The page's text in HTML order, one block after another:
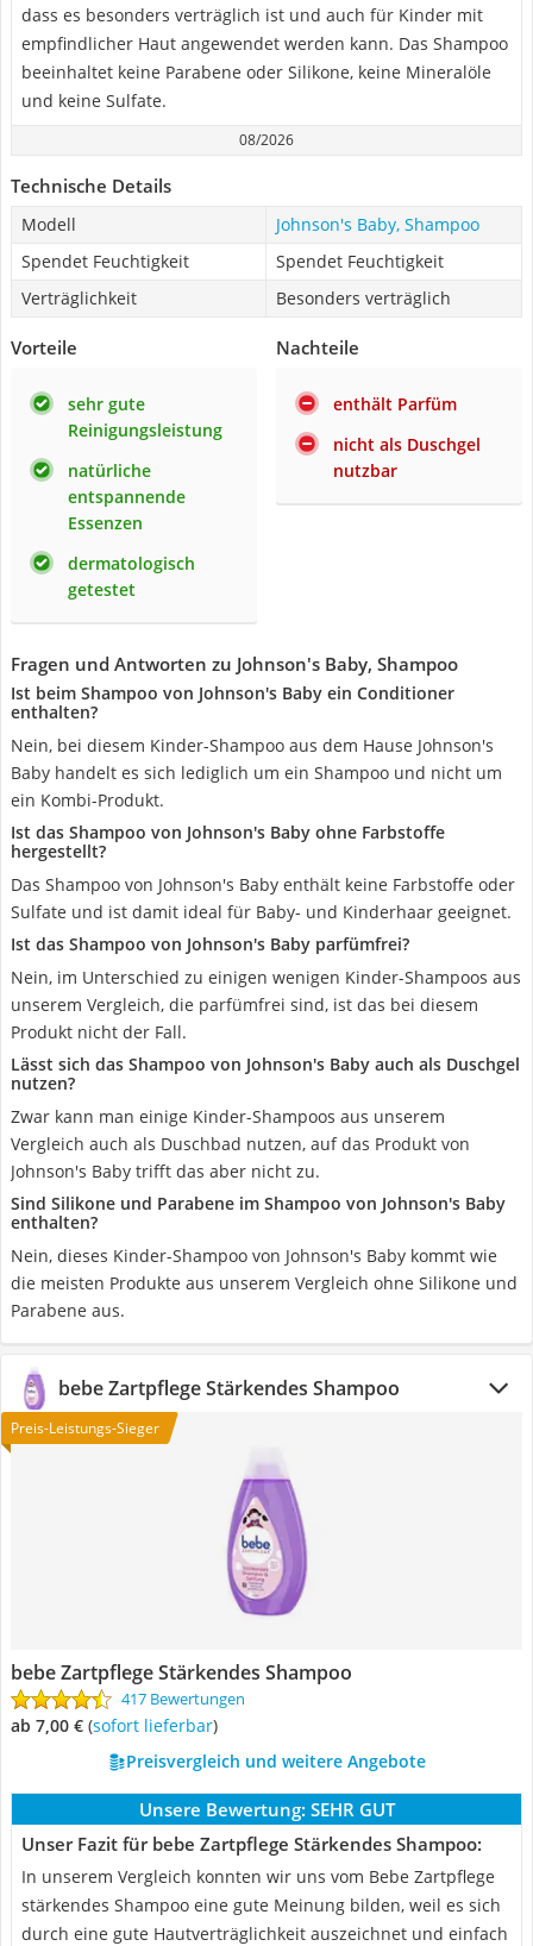
dass es besonders verträglich ist und auch für Kinder mit
empfindlicher Haut angewendet werden kann. Das Shampoo
beeinhaltet keine Parabene oder Silikone, keine Mineralöle
und keine Sulfate.
08/2026
Technische Details
Modell
Johnson's Baby, Shampoo
Spendet Feuchtigkeit
Spendet Feuchtigkeit
Verträglichkeit
Besonders verträglich
Vorteile
sehr gute
Reinigungsleistung
natürliche
entspannende
Essenzen
dermatologisch
getestet
Nachteile
enthält Parfüm
nicht als Duschgel
nutzbar
Fragen und Antworten zu Johnson's Baby, Shampoo
Ist beim Shampoo von Johnson's Baby ein Conditioner
enthalten?
Nein, bei diesem Kinder-Shampoo aus dem Hause Johnson's
Baby handelt es sich lediglich um ein Shampoo und nicht um
ein Kombi-Produkt.
Ist das Shampoo von Johnson's Baby ohne Farbstoffe
hergestellt?
Das Shampoo von Johnson's Baby enthält keine Farbstoffe oder
Sulfate und ist damit ideal für Baby- und Kinderhaar geeignet.
Ist das Shampoo von Johnson's Baby parfümfrei?
Nein, im Unterschied zu einigen wenigen Kinder-Shampoos aus
unserem Vergleich, die parfümfrei sind, ist das bei diesem
Produkt nicht der Fall.
Lässt sich das Shampoo von Johnson's Baby auch als Duschgel
nutzen?
Zwar kann man einige Kinder-Shampoos aus unserem
Vergleich auch als Duschbad nutzen, auf das Produkt von
Johnson's Baby trifft das aber nicht zu.
Sind Silikone und Parabene im Shampoo von Johnson's Baby
enthalten?
Nein, dieses Kinder-Shampoo von Johnson's Baby kommt wie
die meisten Produkte aus unserem Vergleich ohne Silikone und
Parabene aus.
bebe Zartpflege Stärkendes Shampoo
Preis-Leistungs-Sieger
bebe Zartpflege Stärkendes Shampoo
417 Bewertungen
ab 7,00 € ( Sofort lieferbar)
Preisvergleich und weitere Angebote
Unsere Bewertung: SEHR GUT
Unser Fazit für bebe Zartpflege Stärkendes Shampoo:
In unserem Vergleich konnten wir uns vom Bebe Zartpflege
stärkendes Shampoo eine gute Meinung bilden, weil es sich
durch eine gute Hautverträglichkeit auszeichnet und einfach